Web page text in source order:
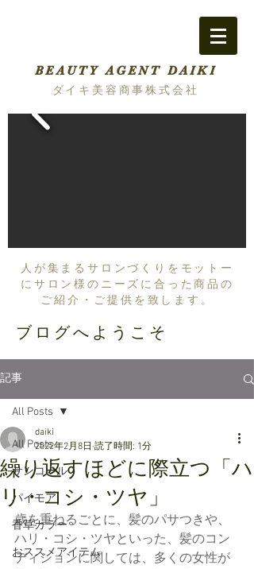
BEAUTY AGENT DAIKI
ダイキ美容商事株式会社
人が集まるサロンづくりをモットー
にサロン様のニーズに合った商品の
ご紹介・ご提供を致します。
ブログへようこそ
記事
All Posts
サンコール
パイモア
香草カラー
おススメアイテム
All Posts
繰り返すほどに際立つ「ハ
リ・コシ・ツヤ」
daiki
2022年2月8日 読了時間: 1分
歳を重ねるごとに、髪のパサつきや、
ハリ・コシ・ツヤといった、髪のコン
ディションに関しては、多くの女性が